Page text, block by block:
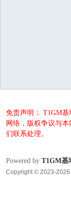
免责声明： T1GM
网络，版权争议与
们联系处理。
Powered by T1GM基
Copyright © 2023-2026